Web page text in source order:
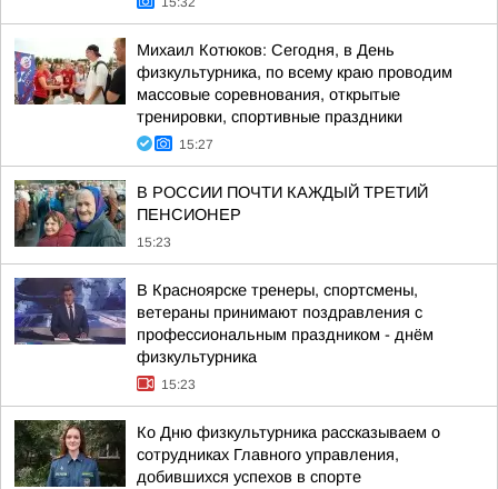
Михаил Котюков: Сегодня, в День
физкультурника, по всему краю проводим
массовые соревнования, открытые
тренировки, спортивные праздники
15:27
В РОССИИ ПОЧТИ КАЖДЫЙ ТРЕТИЙ
ПЕНСИОНЕР
15:23
В Красноярске тренеры, спортсмены,
ветераны принимают поздравления с
профессиональным праздником - днём
физкультурника
15:23
Ко Дню физкультурника рассказываем о
сотрудниках Главного управления,
добившихся успехов в спорте